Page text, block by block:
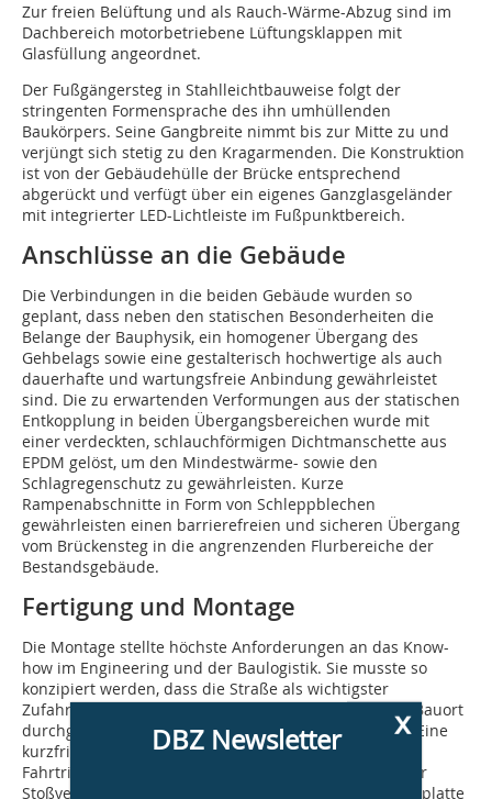
Zur freien Belüftung und als Rauch-Wärme-Abzug sind im
Dachbereich motorbetriebene Lüftungsklappen mit
Glasfüllung angeordnet.
Der Fußgängersteg in Stahlleichtbauweise folgt der
stringenten Formensprache des ihn umhüllenden
Baukörpers. Seine Gangbreite nimmt bis zur Mitte zu und
verjüngt sich stetig zu den Kragarmenden. Die Konstruktion
ist von der Gebäudehülle der Brücke entsprechend
abgerückt und verfügt über ein eigenes Ganzglasgeländer
mit integrierter LED-Lichtleiste im Fußpunktbereich.
Anschlüsse an die Gebäude
Die Verbindungen in die beiden Gebäude wurden so
geplant, dass neben den statischen Besonderheiten die
Belange der Bauphysik, ein homogener Übergang des
Gehbelags sowie eine gestalterisch hochwertige als auch
dauerhafte und wartungsfreie Anbindung gewährleistet
sind. Die zu erwartenden Verformungen aus der statischen
Entkopplung in beiden Übergangsbereichen wurde mit
einer verdeckten, schlauchförmigen Dichtmanschette aus
EPDM gelöst, um den Mindestwärme- sowie den
Schlagregenschutz zu gewährleisten. Kurze
Rampenabschnitte in Form von Schleppblechen
gewährleisten einen barrierefreien und sicheren Übergang
vom Brückensteg in die angrenzenden Flurbereiche der
Bestandsgebäude.
Fertigung und Montage
Die Montage stellte höchste Anforderungen an das Know-
how im Engineering und der Baulogis­tik. Sie musste so
konzipiert werden, dass die Straße als wichtigster
Zufahrtsweg in das Hafenquartier und gleichzeitiger Bauort
durchgängig offengehalten gehalten werden konnte. Eine
kurzfristige, wechselseitige Sperrung in jeweils eine
Fahrtrichtung war zugelassen. Die Passgenauigkeit der
Stoßverbindungen wurde im Werk mittels Schablonenplatte
x
DBZ Newsletter